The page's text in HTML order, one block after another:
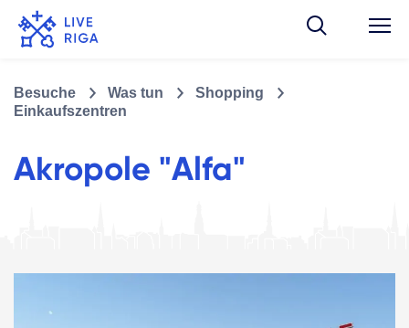
Besuche Was tun
Shopping
Einkaufszentren
Akropole "Alfa"